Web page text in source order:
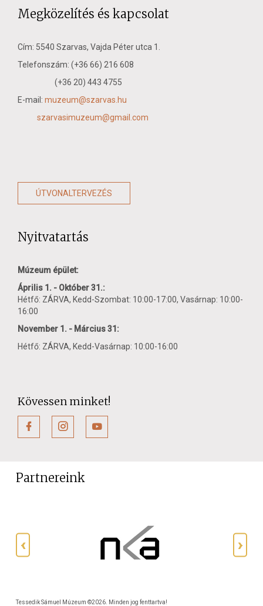
Megközelítés és kapcsolat
Cím: 5540 Szarvas, Vajda Péter utca 1.
Telefonszám: (+36 66) 216 608
(+36 20) 443 4755
E-mail: muzeum@szarvas.hu
szarvasimuzeum@gmail.com
ÚTVONALTERVEZÉS
Nyitvatartás
Múzeum épület:
Április 1. - Október 31.:
Hétfő: ZÁRVA, Kedd-Szombat: 10:00-17:00, Vasárnap: 10:00-
16:00
November 1. - Március 31:
Hétfő: ZÁRVA, Kedd-Vasárnap: 10:00-16:00
Kövessen minket!
Partnereink
Tessedik Sámuel Múzeum ©2026. Minden jog fenttartva!